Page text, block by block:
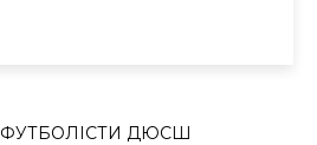
ФУТБОЛІСТИ ДЮСШ